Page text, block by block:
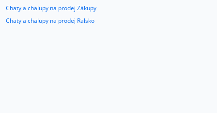
Chaty a chalupy na prodej Zákupy
Chaty a chalupy na prodej Ralsko